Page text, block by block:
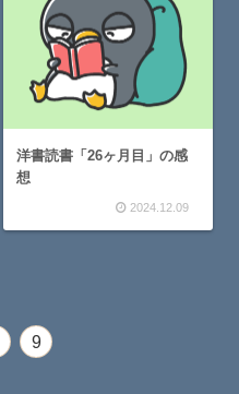
洋書読書「26ヶ月目」の感
想
2024.12.09
9